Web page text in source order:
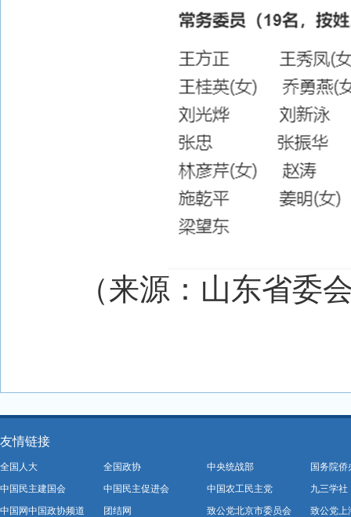
（来源：山东省委
友情链接
全国人大 全国政协 中央统战部
国务院侨
中国民主建国会
中国民主促进会 中国农工民主党
九三学社
中国网中国政协频道
团结网 致公党北京市委员会
致公党上